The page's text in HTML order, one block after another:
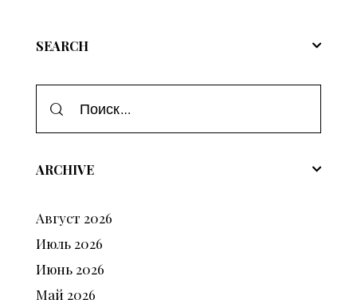
SEARCH
ARCHIVE
Август 2026
Июль 2026
Июнь 2026
Май 2026